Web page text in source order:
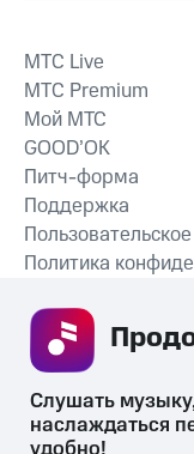
MTС Live
MTС Premium
Мой МТС
GOOD’OK
Питч-форма
Поддержка
Политика
Слушать
наслаждаться